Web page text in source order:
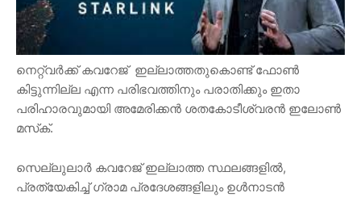
നെറ്റ്‌വർക്ക് കവറേജ്‌ ഇല്ലാത്തതുകൊണ്ട് ഫോൺ
കിട്ടുന്നില്ല എന്ന പരിഭവത്തിനും പരാതിക്കും ഇതാ
പരിഹാരവുമായി അമേരിക്കൻ ശതകോടീശ്വരൻ ഇലോൺ
മസ്‌ക്.
സെല്ലുലാർ കവറേജ് ഇല്ലാത്ത സ്ഥലങ്ങളിൽ,
പ്രത്യേകിച്ച് ഗ്രാമ പ്രദേശങ്ങളിലും ഉൾനാടൻ